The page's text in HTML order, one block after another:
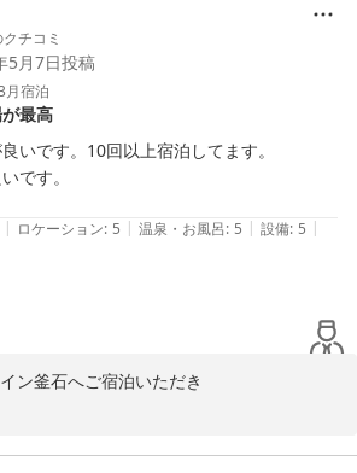
お褒めの言葉を頂き大変嬉しく存じます。
で綺麗なホテル空間を提供出来るよう今後
参ります。
心よりお待ちしております。
を崩しやすい時期です。どうぞご自愛くだ
村上
チコミ
5月7日投稿
月宿泊
最高
いです。10回以上宿泊してます。
です。
| ロケーション: 5 | 温泉・お風呂: 5 | 設備: 5 |
ン釜石へご宿泊いただき
す。
きまして、大変恐縮ながら、スタッフ一同